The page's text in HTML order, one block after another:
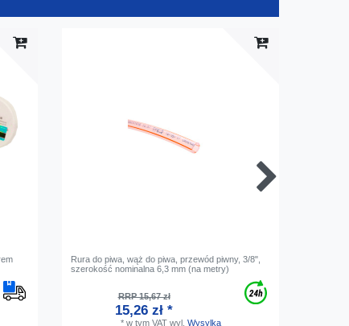
Rura do piwa, wąż do piwa, przewód piwny, 3/8",
szerokość nominalna 6,3 mm (na metry)
RRP 15,67 zł
15,26 zł *
* w tym VATwyl. Wysylka